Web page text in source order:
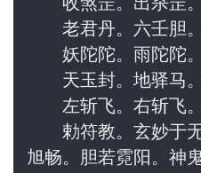
收煞罡。出杀罡。
老君丹。六壬胆。
妖陀陀。雨陀陀。
天玉封。地驿马。
左斩飞。右斩飞。
勅符教。玄妙于无
旭畅。胆若霓阳。神